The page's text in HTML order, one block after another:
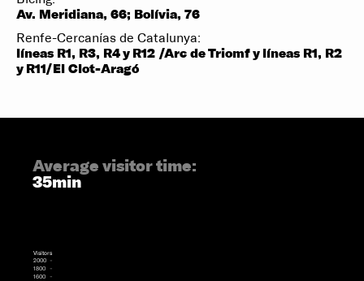
Av. Meridiana, 66; Bolívia, 76
Renfe-Cercanías de Catalunya:
líneas R1, R3, R4 y R12 /Arc de Triomf y líneas R1, R2
y R11/El Clot-Aragó
Average visitor time:
35min
1600
1800
2000
Visitors